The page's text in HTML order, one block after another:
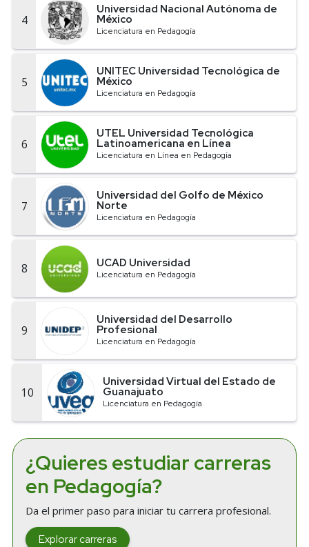
4
Universidad Nacional Autónoma de
México
Licenciatura en Pedagogía
5
UNITEC Universidad Tecnológica de
México
Licenciatura en Pedagogía
6
UTEL Universidad Tecnológica
Latinoamericana en Línea
Licenciatura en Línea en Pedagogía
7
Universidad del Golfo de México
Norte
Licenciatura en Pedagogía
8 UCAD Universidad
Licenciatura en Pedagogía
9
Universidad del Desarrollo
Profesional
Licenciatura en Pedagogía
10
Universidad Virtual del Estado de
Guanajuato
Licenciatura en Pedagogía
¿Quieres estudiar carreras
en Pedagogía?
Da el primer paso para iniciar tu carrera profesional.
Explorar carreras